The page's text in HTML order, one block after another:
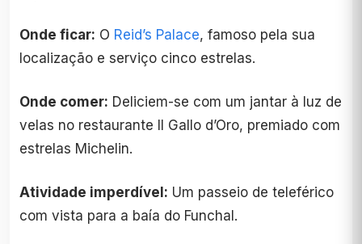
Onde ficar: O Reid’s Palace, famoso pela sua
localização e serviço cinco estrelas.
Onde comer: Deliciem-se com um jantar à luz de
velas no restaurante Il Gallo d’Oro, premiado com
estrelas Michelin.
Atividade imperdível: Um passeio de teleférico
com vista para a baía do Funchal.